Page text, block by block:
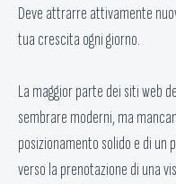
Deve attrarre attivamente
tua crescita ogni giorno.
La maggior parte dei siti web
sembrare moderni, ma
posizionamento solido e di un
verso la prenotazione di una